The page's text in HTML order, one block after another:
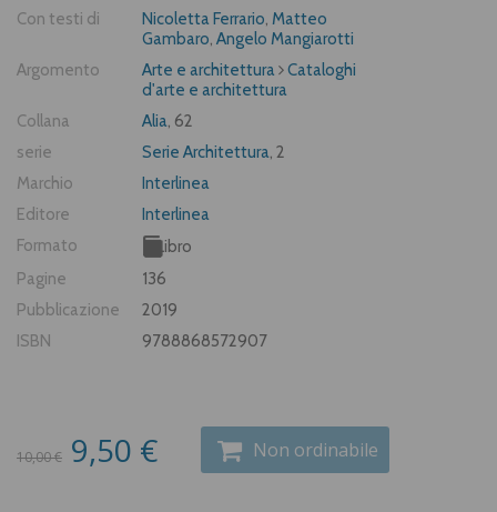
Con testi di
Nicoletta Ferrario, Matteo
Gambaro, Angelo Mangiarotti
Argomento
Arte e architettura
Cataloghi
d'arte e architettura
Collana
Alia, 62
serie
Serie Architettura, 2
Marchio
Interlinea
Editore
Interlinea
Formato
Libro
Pagine
136
Pubblicazione
2019
ISBN
9788868572907
10,00 € 9,50 € Non ordinabile